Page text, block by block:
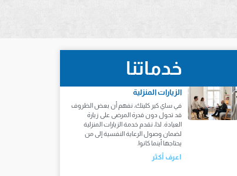
خدماتنا
الزيارات المنزلية
في ساي كير كلينك، نفهم أن بعض الظروف
قد تحول دون قدرة المرضى على زيارة
العيادة. لذا، نقدم خدمة الزيارات المنزلية
لضمان وصول الرعاية النفسية إلى من
يحتاجها أينما كانوا.
اعرف أكثر